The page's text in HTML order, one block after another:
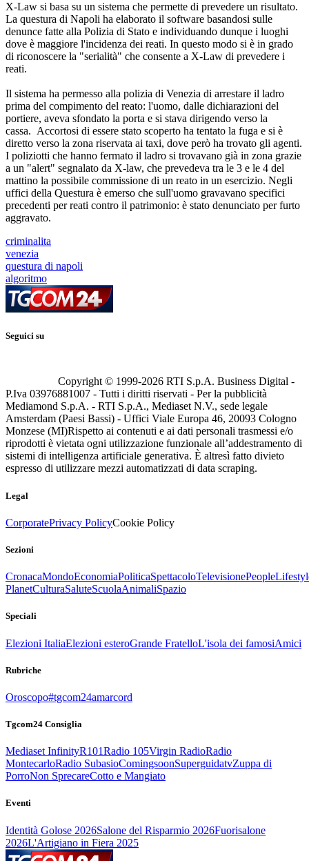
X-Law si basa su un sistema che permette di prevedere un risultato.
La questura di Napoli ha elaborato il software basandosi sulle
denunce fatte alla Polizia di Stato e individuando dunque i luoghi
dove è maggiore l'incidenza dei reati. In questo modo si è in grado
di riconoscere la "serialità" che consente a X-Law di prevedere i
reati.
Il sistema ha permesso alla polizia di Venezia di arrestare il ladro
prima del compimento del reato: l'uomo, dalle dichiarazioni del
portiere, aveva sfondato la porta e si stava dirigendo verso la
cassa. Accortosi di essere stato scoperto ha tentato la fuga e si è
diretto verso la zona riservata ai taxi, dove però ha trovato gli agenti.
I poliziotti che hanno fermato il ladro si trovavano già in zona grazie
a un "alert" segnalato da X-law, che prevedeva tra le 3 e le 4 del
mattino la possibile commissione di un reato in un esercizio. Negli
uffici della Questura è emerso che sull'uomo gravavano specifici
precedenti per reati contro il patrimonio: è stato denunciato per furto
aggravato.
criminalita
venezia
questura di napoli
algoritmo
Seguici su
Copyright © 1999-2026 RTI S.p.A. Business Digital -
P.Iva 03976881007 - Tutti i diritti riservati - Per la pubblicità
Mediamond S.p.A. - RTI S.p.A., Mediaset N.V., sede legale
Amsterdam (Paesi Bassi) - Uffici Viale Europa 46, 20093 Cologno
Monzese (MI)Rispetto ai contenuti e ai dati personali trasmessi e/o
riprodotti è vietata ogni utilizzazione funzionale all’addestramento di
sistemi di intelligenza artificiale generativa. È altresì fatto divieto
espresso di utilizzare mezzi automatizzati di data scraping.
Legal
CorporatePrivacy PolicyCookie Policy
Sezioni
CronacaMondoEconomiaPoliticaSpettacoloTelevisionePeople
PlanetCulturaSaluteScuolaAnimaliSpazio
Speciali
Elezioni ItaliaElezioni esteroGrande FratelloL'isola dei famosiAmici
Rubriche
Oroscopo#tgcom24amarcord
Tgcom24 Consiglia
Mediaset InfinityR101Radio 105Virgin RadioRadio
MontecarloRadio SubasioComingsoonSuperguidatvZuppa di
PorroNon SprecareCotto e Mangiato
Eventi
Identità Golose 2026Salone del Risparmio 2026Fuorisalone
2026L'Artigiano in Fiera 2025